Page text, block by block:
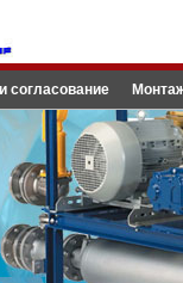
согласование